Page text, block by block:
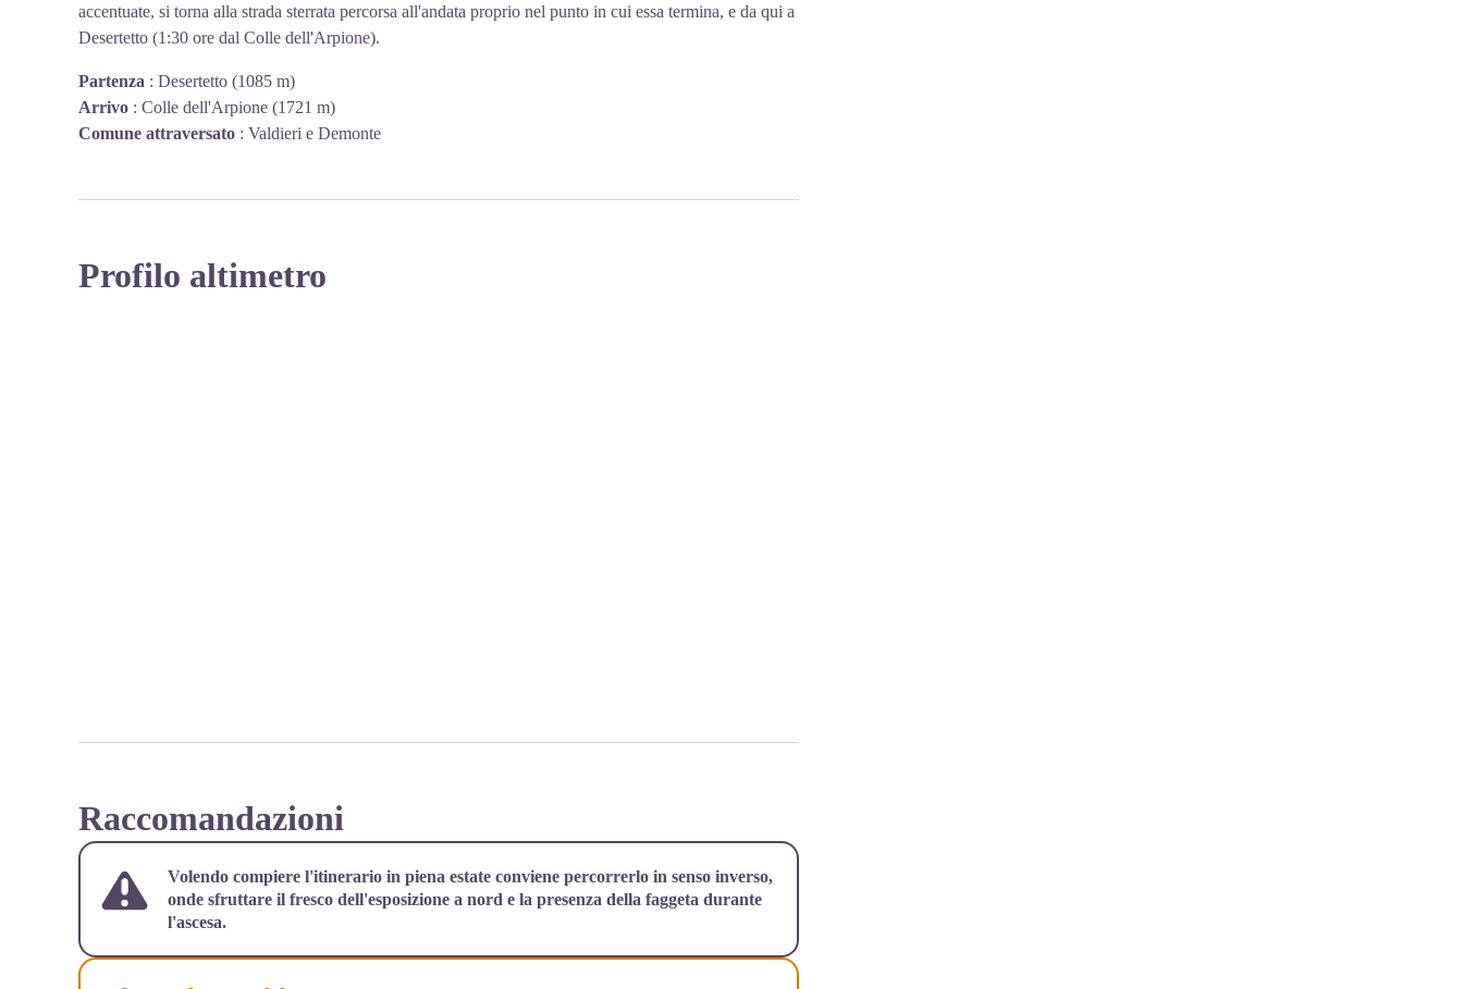
accentuate, si torna alla strada sterrata percorsa all'andata proprio nel punto in cui essa termina, e da qui a
Desertetto (1:30 ore dal Colle dell'Arpione).
Partenza : Desertetto (1085 m)
Arrivo : Colle dell'Arpione (1721 m)
Comune attraversato : Valdieri e Demonte
Profilo altimetro
Raccomandazioni
Volendo compiere l'itinerario in piena estate conviene percorrerlo in senso inverso,
onde sfruttare il fresco dell'esposizione a nord e la presenza della faggeta durante
l'ascesa.